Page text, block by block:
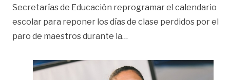
Secretarías de Educación reprogramar el calendario
escolar para reponer los días de clase perdidos por el
paro de maestros durante la…